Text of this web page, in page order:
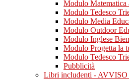
Modulo Matematica
Modulo Tedesco
Modulo Media
Modulo Outdoor
Modulo Inglese
Modulo Progetta la
Modulo Tedesco
Pubblicità
Libri includenti - AVVISO